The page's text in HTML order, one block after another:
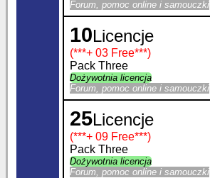
Forum, pomoc online i samouczki
10Licencje
(***+ 03 Free***)
Pack Three
Dożywotnia licencja
Forum, pomoc online i samouczki
25Licencje
(***+ 09 Free***)
Pack Three
Dożywotnia licencja
Forum, pomoc online i samouczki